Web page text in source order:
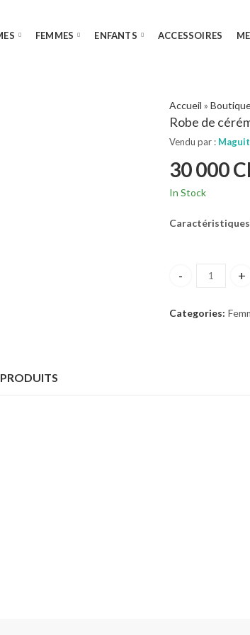
FEMMES ENFANTS ACCESSOIRES
Accueil »
Robe de
Vendu par :
30 000
In Stock
Caractéristiques
Robe de
Categories: